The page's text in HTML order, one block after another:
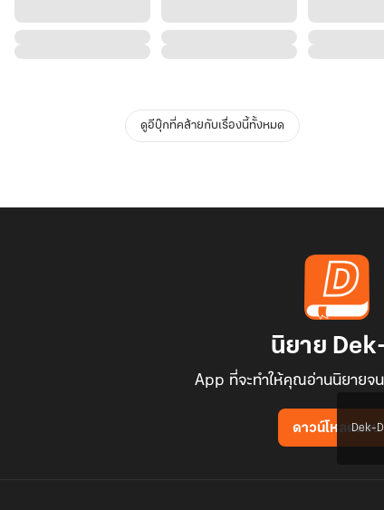
ดูอีบุ๊กที่คล้ายกับเรื่องนี้ทั้งหมด
นิยาย
App ที่จะทำให้คุณอ่านนิยายจ
ดาวน์โหลดแอป
Dek-